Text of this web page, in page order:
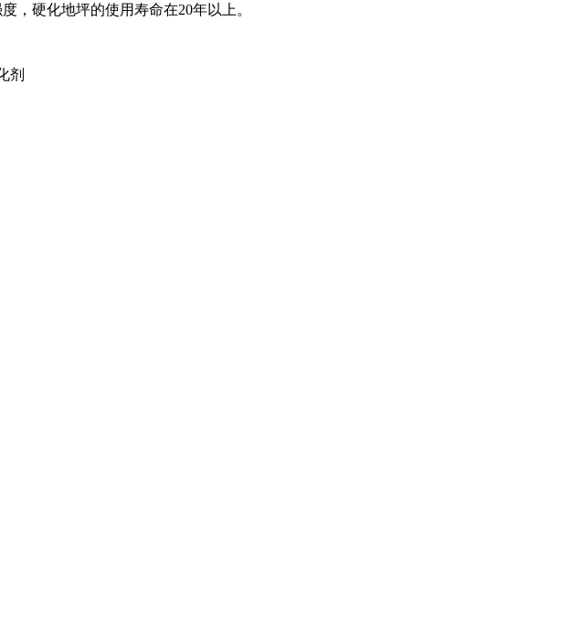
，硬化地坪的使用寿命在20年以上。